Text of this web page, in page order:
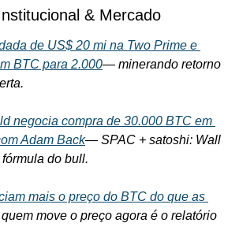
& Mercado
de US$ 20 mi na Two Prime e
BTC para 2.000— minerando retorno
negocia compra de 30.000 BTC em
Adam Back— SPAC + satoshi: Wall
do bull.
mais o preço do BTC do que as
quem move o preço agora é o relatório